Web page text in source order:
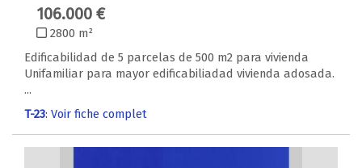
106.000 €
2800 m²
Edificabilidad de 5 parcelas de 500 m2 para vivienda
Unifamiliar para mayor edificabiliadad vivienda adosada.
...
T-23: Voir fiche complet